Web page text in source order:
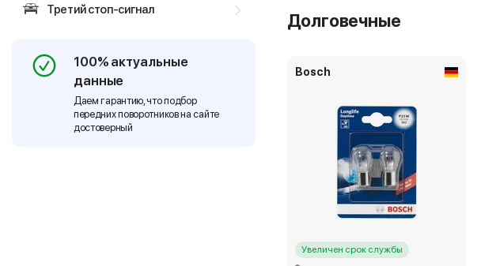
Третий стоп-сигнал
100% актуальные
данные
Даем гарантию, что подбор
передних поворотников на сайте
достоверный
Долговечные
Bosch
Увеличен срок службы